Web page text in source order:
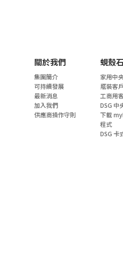
關於我們 蜆殼
集團簡介
可持續發展
最新消息
加入我們
供應商操作守則
家用中
瓶裝客戶
工商用
DSG 中
下載
程式
DSG 卡